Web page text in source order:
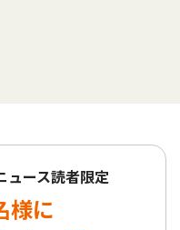
ュース読者限定
様に